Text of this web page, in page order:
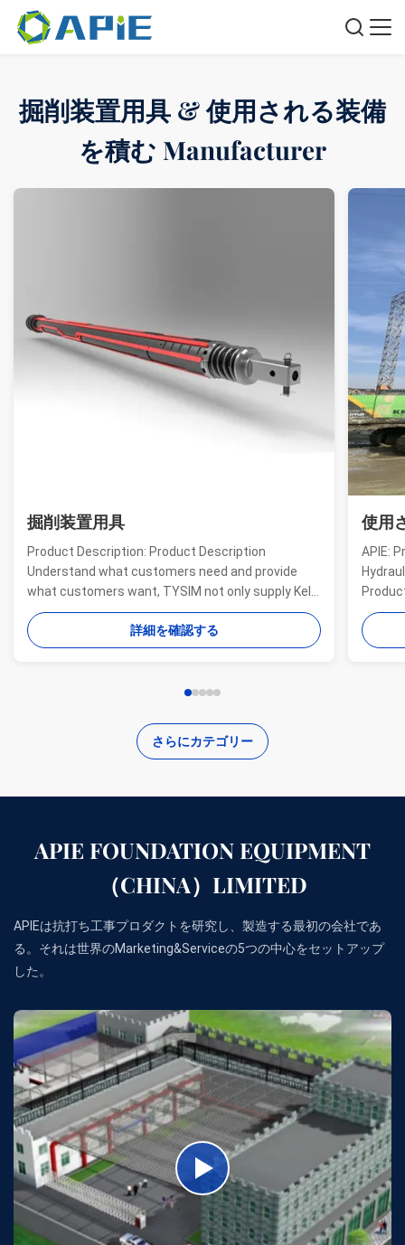
掘削装置用具 & 使用される装備
を積む Manufacturer
掘削装置用具
Product Description: Product Description
Understand what customers need and provide
what customers want, TYSIM not only supply Kelly
bars for drill rigs of world’s top brands, but also
provide one-stop solution for the world foundation
construction users. While providing customized
詳細を確認する
使用
APIE:
offer
さらにカテゴリー
APIE FOUNDATION EQUIPMENT
（CHINA）LIMITED
APIEは抗打ち工事プロダクトを研究し、製造する最初の会社であ
る。それは世界のMarketing&Serviceの5つの中心をセットアップ
した。